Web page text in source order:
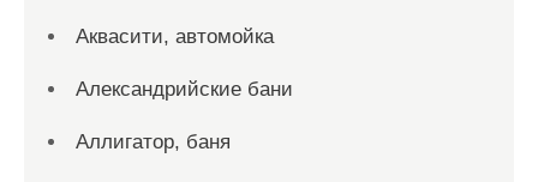
Аквасити, автомойка
Александрийские бани
Аллигатор, баня